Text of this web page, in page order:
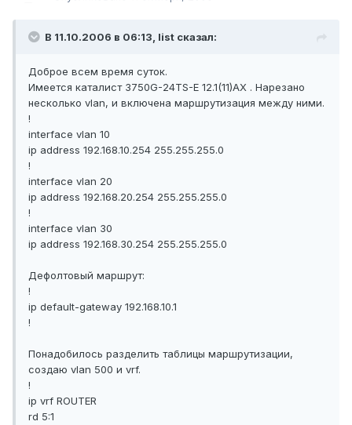
В 11.10.2006 в 06:13, list сказал:
Доброе всем время суток.
Имеется каталист 3750G-24TS-E 12.1(11)AX . Нарезано
несколько vlan, и включена маршрутизация между ними.
!
interface vlan 10
ip address 192.168.10.254 255.255.255.0
!
interface vlan 20
ip address 192.168.20.254 255.255.255.0
!
interface vlan 30
ip address 192.168.30.254 255.255.255.0
Дефолтовый маршрут:
!
ip default-gateway 192.168.10.1
!
Понадобилось разделить таблицы маршрутизации,
создаю vlan 500 и vrf.
!
ip vrf ROUTER
rd 5:1